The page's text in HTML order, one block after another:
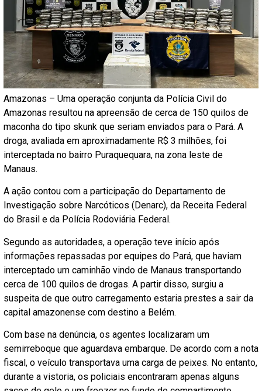
Amazonas – Uma operação conjunta da Polícia Civil do
Amazonas resultou na apreensão de cerca de 150 quilos de
maconha do tipo skunk que seriam enviados para o Pará. A
droga, avaliada em aproximadamente R$ 3 milhões, foi
interceptada no bairro Puraquequara, na zona leste de
Manaus.
A ação contou com a participação do Departamento de
Investigação sobre Narcóticos (Denarc), da Receita Federal
do Brasil e da Polícia Rodoviária Federal.
Segundo as autoridades, a operação teve início após
informações repassadas por equipes do Pará, que haviam
interceptado um caminhão vindo de Manaus transportando
cerca de 100 quilos de drogas. A partir disso, surgiu a
suspeita de que outro carregamento estaria prestes a sair da
capital amazonense com destino a Belém.
Com base na denúncia, os agentes localizaram um
semirreboque que aguardava embarque. De acordo com a nota
fiscal, o veículo transportava uma carga de peixes. No entanto,
durante a vistoria, os policiais encontraram apenas alguns